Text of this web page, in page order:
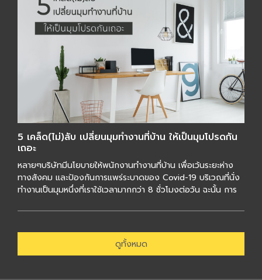
5 เคล็ด(ไม่)ลับ เปลี่ยนมุมทำงานที่บ้าน ให้เป็นมุมโปรดกัน
เถอะ
หลายๆบริษัทมีนโยบายให้พนักงานทำงานที่บ้าน เพื่อเว้นระยะห่าง
ทางสังคม และป้องกันการแพร่ระบาดของ Covid-19 บริเวณที่นั่ง
ทำงานเป็นมุมหนึ่งที่เราใช้เวลามากกว่า 8 ชั่วโมงต่อวัน ฉะนั้น การ
ดูทั้งหมด